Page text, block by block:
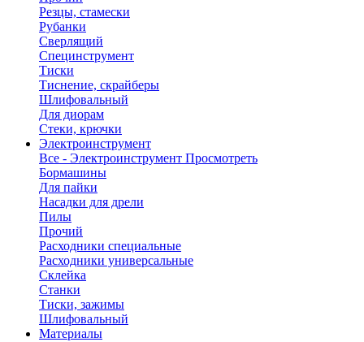
Резцы, стамески
Рубанки
Сверлящий
Специнструмент
Тиски
Тиснение, скрайберы
Шлифовальный
Для диорам
Стеки, крючки
Электроинструмент
Все - Электроинструмент Просмотреть
Бормашины
Для пайки
Насадки для дрели
Пилы
Прочий
Расходники специальные
Расходники универсальные
Склейка
Станки
Тиски, зажимы
Шлифовальный
Материалы